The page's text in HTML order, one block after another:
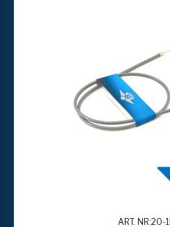
ART. NR:20-